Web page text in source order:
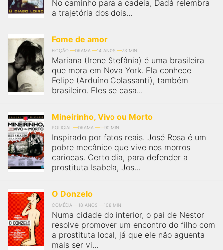
No caminho para a cadeia, Dadá relembra
a trajetória dos dois...
Fome de amor
FICÇÃO DRAMA 14 ANOS 73 MIN
Mariana (Irene Stefânia) é uma brasileira
que mora em Nova York. Ela conhece
Felipe (Arduíno Colassanti), também
brasileiro. Eles se casa...
Mineirinho, Vivo ou Morto
POLICIAL DRAMA 90 MIN
Inspirado por fatos reais. José Rosa é um
pobre mecânico que vive nos morros
cariocas. Certo dia, para defender a
prostituta Isabela, Jos...
O Donzelo
COMÉDIA 18 ANOS 108 MIN
Numa cidade do interior, o pai de Nestor
resolve promover um encontro do filho com
a prostituta local, já que ele não aguenta
mais ser vi...